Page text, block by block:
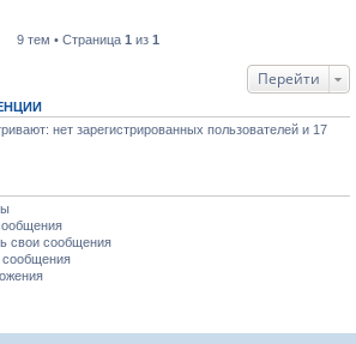
9 тем • Страница 1 из 1
Перейти
нет зарегистрированных пользователей и 17
свои сообщения
сообщения